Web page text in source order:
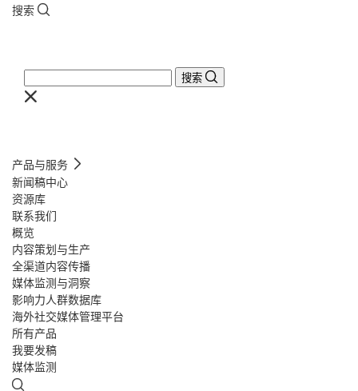
搜索
搜索
产品与服务
新闻稿中心
资源库
联系我们
概览
内容策划与生产
全渠道内容传播
媒体监测与洞察
影响力人群数据库
海外社交媒体管理平台
所有产品
我要发稿
媒体监测